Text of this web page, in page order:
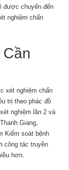
được chuyển đến
nghiệm chẩn
xét nghiệm chẩn
trị theo phác đồ
nghiệm lần 2 và
Giang,
Kiểm soát bệnh
công tác truyền
hơn.